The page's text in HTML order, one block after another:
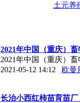
土元养
2021年中国（重庆）
2021年中国（重庆）畜
2021-05-12 14:12
欧曼
长治小西红柿苗育苗